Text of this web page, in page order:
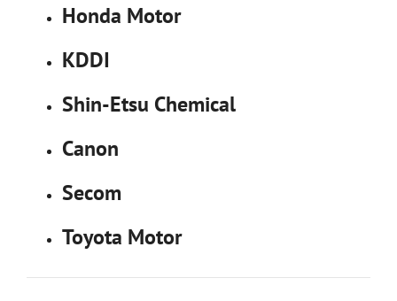
Honda Motor
KDDI
Shin-Etsu Chemical
Canon
Secom
Toyota Motor